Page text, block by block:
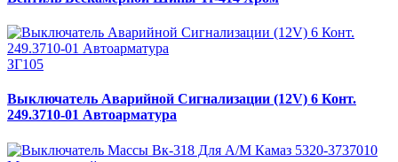
ЗГ105
Выключатель Аварийной Сигнализации (12V) 6 Конт.
249.3710-01 Автоарматура